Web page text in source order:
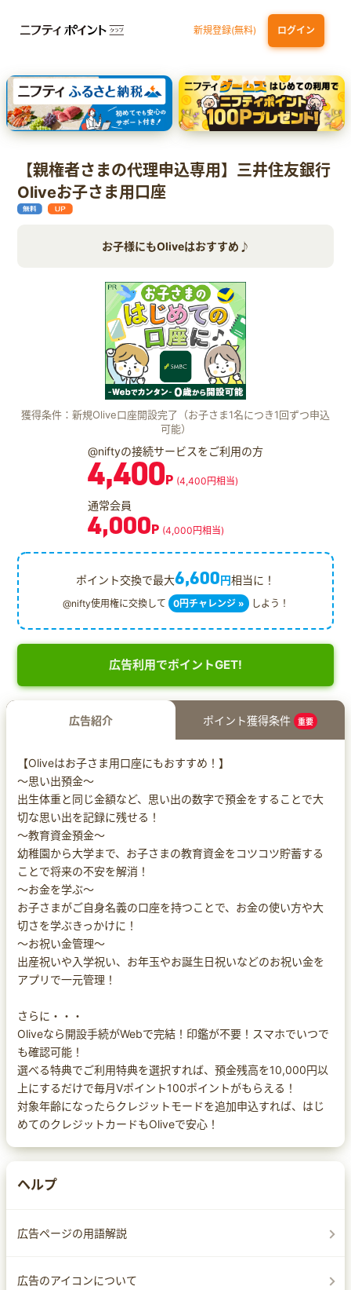
新規登録(無料) ログイン
エポスカード【最短1週間程度付与】
【親権者さまの代理申込専用】三井住友銀行Oliveお子さま用口座
三井住友カード（NL）
【親権者さまの代理申込専用】三井住友銀行
Oliveお子さま用口座
お子様にもOliveはおすすめ♪
獲得条件：新規Olive口座開設完了（お子さま1名につき1回ずつ申込
可能）
@niftyの接続サービスをご利用の方
4,400P (4,400円相当)
通常会員
4,000P (4,000円相当)
ポイント交換で最大6,600円相当に！
@nifty使用権に交換して 0円チャレンジ » しよう！
広告利用でポイントGET!
広告紹介 ポイント獲得条件 重要
【Oliveはお子さま用口座にもおすすめ！】
～思い出預金～
出生体重と同じ金額など、思い出の数字で預金をすることで大
切な思い出を記録に残せる！
～教育資金預金～
幼稚園から大学まで、お子さまの教育資金をコツコツ貯蓄する
ことで将来の不安を解消！
～お金を学ぶ～
お子さまがご自身名義の口座を持つことで、お金の使い方や大
切さを学ぶきっかけに！
～お祝い金管理～
出産祝いや入学祝い、お年玉やお誕生日祝いなどのお祝い金を
アプリで一元管理！
さらに・・・
Oliveなら開設手続がWebで完結！印鑑が不要！スマホでいつで
も確認可能！
選べる特典でご利用特典を選択すれば、預金残高を10,000円以
上にするだけで毎月Vポイント100ポイントがもらえる！
対象年齢になったらクレジットモードを追加申込すれば、はじ
めてのクレジットカードもOliveで安心！
ヘルプ
広告ページの用語解説
広告のアイコンについて